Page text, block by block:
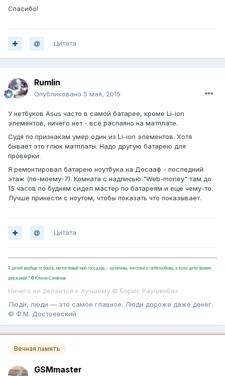
Спасибо!
Цитата
Rumlin
Опубликовано 5 мая, 2015
У нетбуков Asus часто в самой батарее, кроме Li-ion
элементов, ничего нет - всё распаяно на матплате.
Судя по признакам умер один из Li-ion элементов. Хотя
бывает это глюк матплаты. Надо другую батарею для
проверки.
Я ремонтировал батарею ноутбука на Досааф - последний
этаж (по-моему-7). Комната с надписью "Web-money" там до
15 часов по будням сидел мастер по батареям и еще чему-то.
Лучше принести с ноутом, чтобы показать что показывает.
Цитата
Я детей вообще то боюсь, милостивый мой государь, - шумливы, жестоки и себялюбивы, а коли дети правят
державой? ©Юлиан Семёнов
Ничего не делается к лучшему © Борис Раушенбах
Люди, люди — это самое главное. Люди дороже даже денег.
© Ф.М. Достоевский
Вечная память
GSMmaster